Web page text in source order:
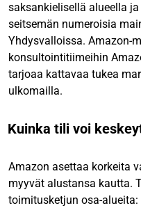
saksankielisellä alueella
seitsemän numeroisia
Yhdysvalloissa. Amazon-
konsultointitiimeihin
tarjoaa kattavaa tukea
ulkomailla.
Kuinka tili voi
Amazon asettaa korkeita
myyvät alustansa kautta.
toimitusketjun osa-